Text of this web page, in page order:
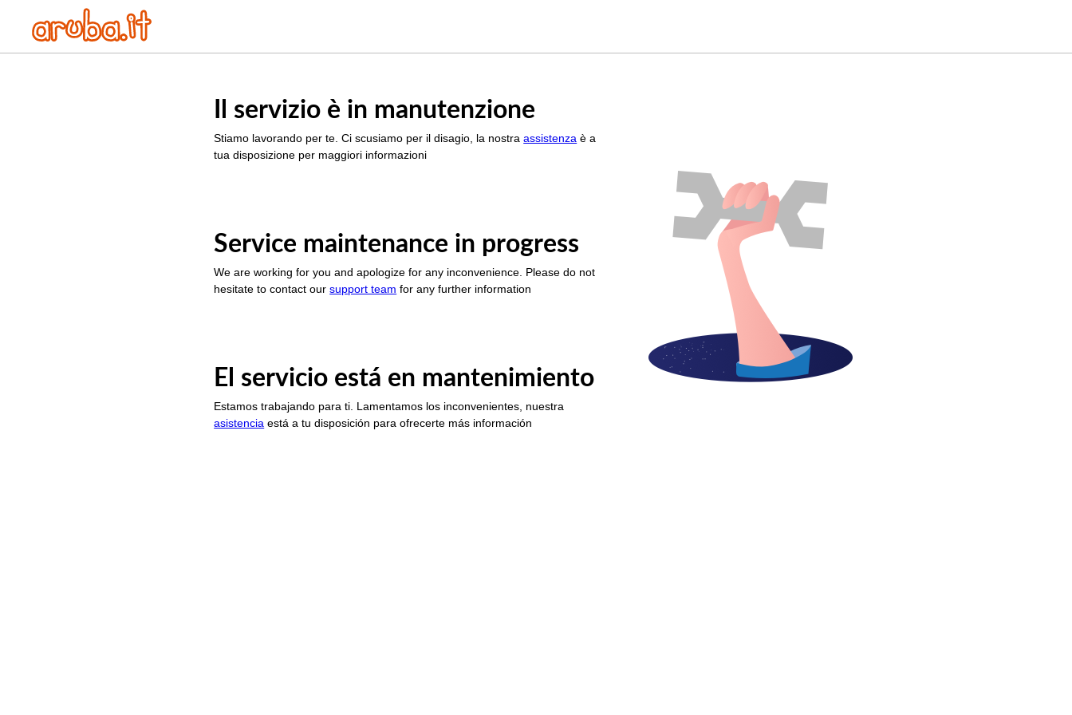
Il servizio è in manutenzione
Stiamo lavorando per te. Ci scusiamo per il disagio, la nostraassistenza è a
tua disposizione per maggiori informazioni
Service maintenance in progress
We are working for you and apologize for any inconvenience. Please do not
hesitate to contact oursupport team for any further information
El servicio está en mantenimiento
Estamos trabajando para ti. Lamentamos los inconvenientes, nuestra
asistencia está a tu disposición para ofrecerte más información